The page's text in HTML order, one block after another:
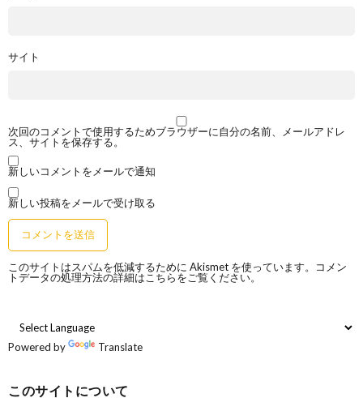
サイト
次回のコメントで使用するためブラウザーに自分の名前、メールアドレ
ス、サイトを保存する。
新しいコメントをメールで通知
新しい投稿をメールで受け取る
このサイトはスパムを低減するために Akismet を使っています。
コメン
トデータの処理方法の詳細はこちらをご覧ください。
Powered by Translate
このサイトについて